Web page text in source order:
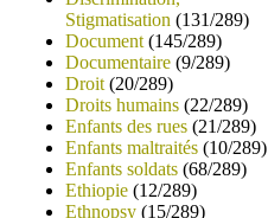
Stigmatisation (131/289)
Document (145/289)
Documentaire (9/289)
Droit (20/289)
Droits humains (22/289)
Enfants des rues (21/289)
Enfants maltraités (10/289)
Enfants soldats (68/289)
Ethiopie (12/289)
Ethnopsy (15/289)